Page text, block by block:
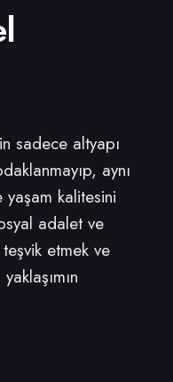
sadece altyapı
aynı
yaşam kalitesini
adalet ve
etmek ve